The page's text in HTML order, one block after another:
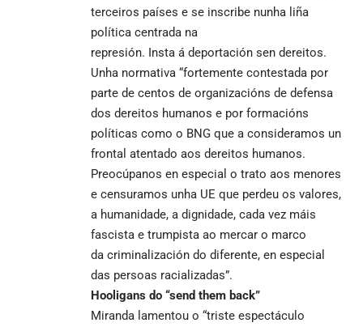
terceiros países e se inscribe nunha liña
política centrada na
represión. Insta á deportación sen dereitos.
Unha normativa “fortemente contestada por
parte de centos de organizacións de defensa
dos dereitos humanos e por formacións
políticas como o BNG que a consideramos un
frontal atentado aos dereitos humanos.
Preocúpanos en especial o trato aos menores
e censuramos unha UE que perdeu os valores,
a humanidade, a dignidade, cada vez máis
fascista e trumpista ao mercar o marco
da criminalización do diferente, en especial
das persoas racializadas”.
Hooligans do “send them back”
Miranda lamentou o “triste espectáculo